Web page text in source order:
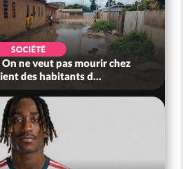
SOCIÉTÉ
ne veut pas mourir chez
des habitants d...